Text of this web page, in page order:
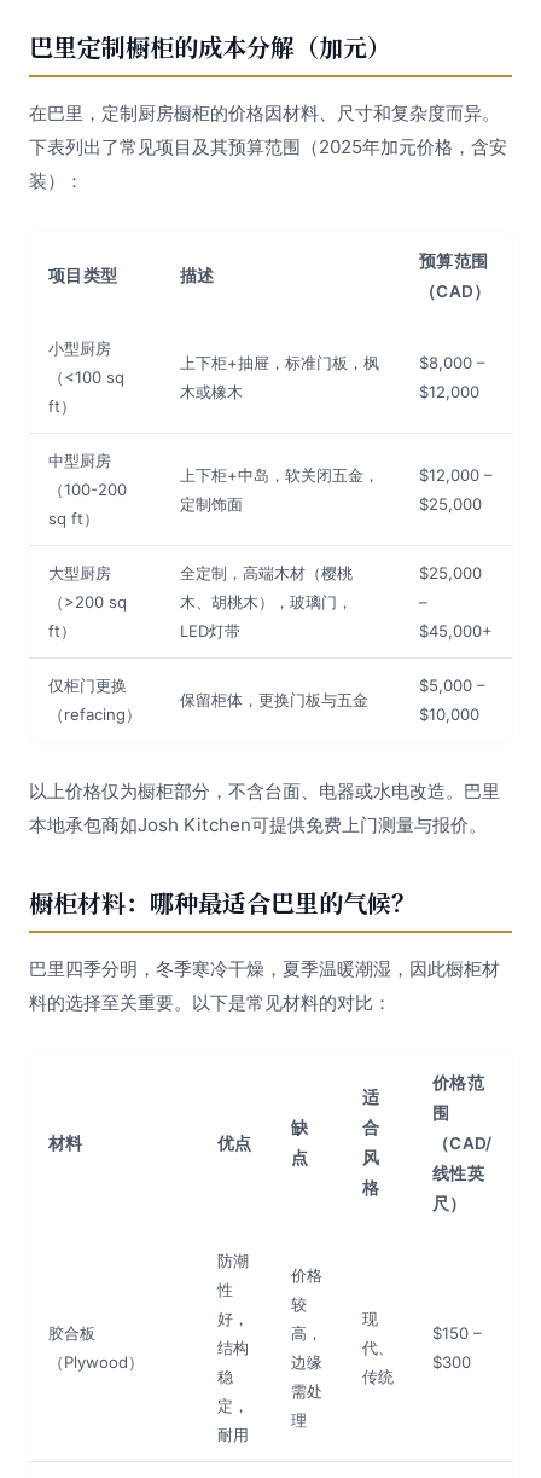
巴里定制橱柜的成本分解（加元）
在巴里，定制厨房橱柜的价格因材料、尺寸和复杂度而异。
下表列出了常见项目及其预算范围（2025年加元价格，含安
装）：
项目类型 描述
预算范围
（CAD）
小型厨房
（<100 sq
ft）
上下柜+抽屉，标准门板，枫
木或橡木
$8,000 –
$12,000
中型厨房
（100-200
sq ft）
上下柜+中岛，软关闭五金，
定制饰面
$12,000 –
$25,000
大型厨房
（>200 sq
ft）
全定制，高端木材（樱桃
木、胡桃木），玻璃门，
LED灯带
$25,000
–
$45,000+
仅柜门更换
（refacing）
保留柜体，更换门板与五金
$5,000 –
$10,000
以上价格仅为橱柜部分，不含台面、电器或水电改造。巴里
本地承包商如Josh Kitchen可提供免费上门测量与报价。
橱柜材料：哪种最适合巴里的气候？
巴里四季分明，冬季寒冷干燥，夏季温暖潮湿，因此橱柜材
料的选择至关重要。以下是常见材料的对比：
材料 优点
缺
点
适
合
风
格
价格范
围
（CAD/
线性英
尺）
胶合板
（Plywood）
防潮
性
好，
结构
稳
定，
耐用
价格
较
高，
边缘
需处
理
现
代、
传统
$150 –
$300